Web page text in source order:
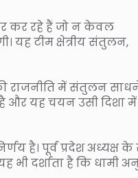
कर रहे हैं जो न केवल
यह टीम क्षेत्रीय संतुलन,
राजनीति में संतुलन
है और यह चयन उसी दिशा
है। पूर्व प्रदेश अध्यक्ष
भी दर्शाता है कि धामी